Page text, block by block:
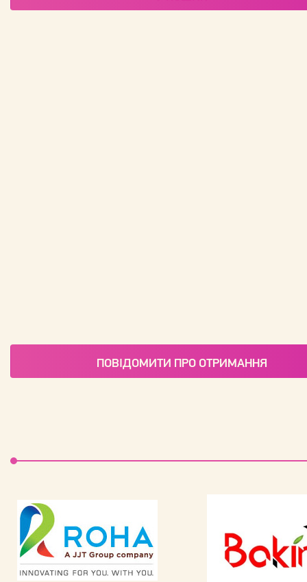
ПОВІДОМИТИ ПРО ОТРИМАННЯ